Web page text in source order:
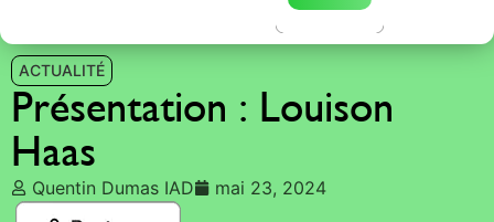
ACTUALITÉ
Présentation : Louison
Haas
Quentin Dumas IAD mai 23, 2024